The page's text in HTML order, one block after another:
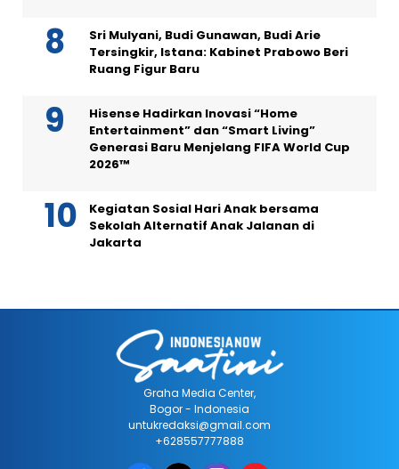
Sri Mulyani, Budi Gunawan, Budi Arie
Tersingkir, Istana: Kabinet Prabowo Beri
Ruang Figur Baru
Hisense Hadirkan Inovasi “Home
Entertainment” dan “Smart Living”
Generasi Baru Menjelang FIFA World Cup
2026™
Kegiatan Sosial Hari Anak bersama
Sekolah Alternatif Anak Jalanan di
Jakarta
Graha Media Center,
Bogor - Indonesia
untukredaksi@gmail.com
+628557777888